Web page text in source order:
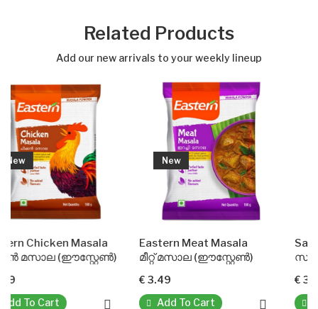
Related Products
Add our new arrivals to your weekly lineup
New
Eastern Meat Masala
മീറ്റ് മസാല (ഈസ്റ്റേൺ)
Add To Cart
New
Sambar
സാമ്പാർ പൗഡർ
Add To Cart